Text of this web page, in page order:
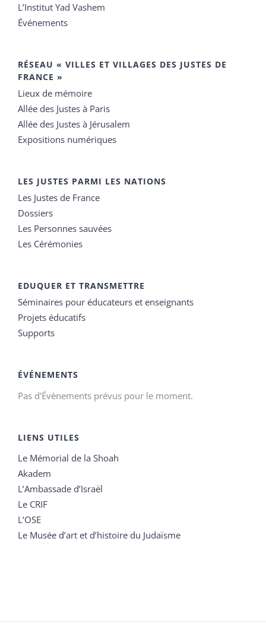
L’Institut Yad Vashem
Événements
RÉSEAU « VILLES ET VILLAGES DES JUSTES DE
FRANCE »
Lieux de mémoire
Allée des Justes à Paris
Allée des Justes à Jérusalem
Expositions numériques
LES JUSTES PARMI LES NATIONS
Les Justes de France
Dossiers
Les Personnes sauvées
Les Cérémonies
EDUQUER ET TRANSMETTRE
Séminaires pour éducateurs et enseignants
Projets éducatifs
Supports
ÉVÉNEMENTS
Pas d'Évènements prévus pour le moment.
LIENS UTILES
Le Mémorial de la Shoah
Akadem
L’Ambassade d’Israël
Le CRIF
L’OSE
Le Musée d’art et d’histoire du Judaïsme